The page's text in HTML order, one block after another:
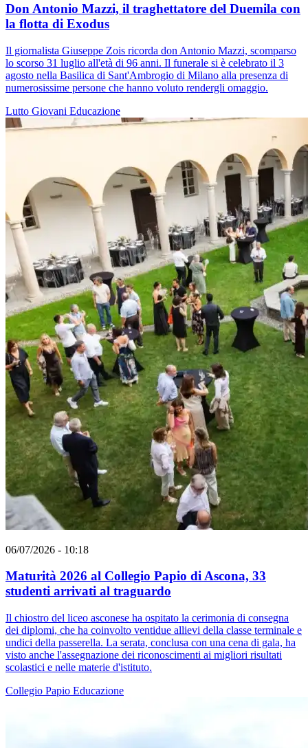
Don Antonio Mazzi, il traghettatore del Duemila con
la flotta di Exodus
Il giornalista Giuseppe Zois ricorda don Antonio Mazzi, scomparso
lo scorso 31 luglio all'età di 96 anni. Il funerale si è celebrato il 3
agosto nella Basilica di Sant'Ambrogio di Milano alla presenza di
numerosissime persone che hanno voluto rendergli omaggio.
Lutto Giovani Educazione
06/07/2026 - 10:18
Maturità 2026 al Collegio Papio di Ascona, 33
studenti arrivati al traguardo
Il chiostro del liceo asconese ha ospitato la cerimonia di consegna
dei diplomi, che ha coinvolto ventidue allievi della classe terminale e
undici della passerella. La serata, conclusa con una cena di gala, ha
visto anche l'assegnazione dei riconoscimenti ai migliori risultati
scolastici e nelle materie d'istituto.
Collegio Papio Educazione